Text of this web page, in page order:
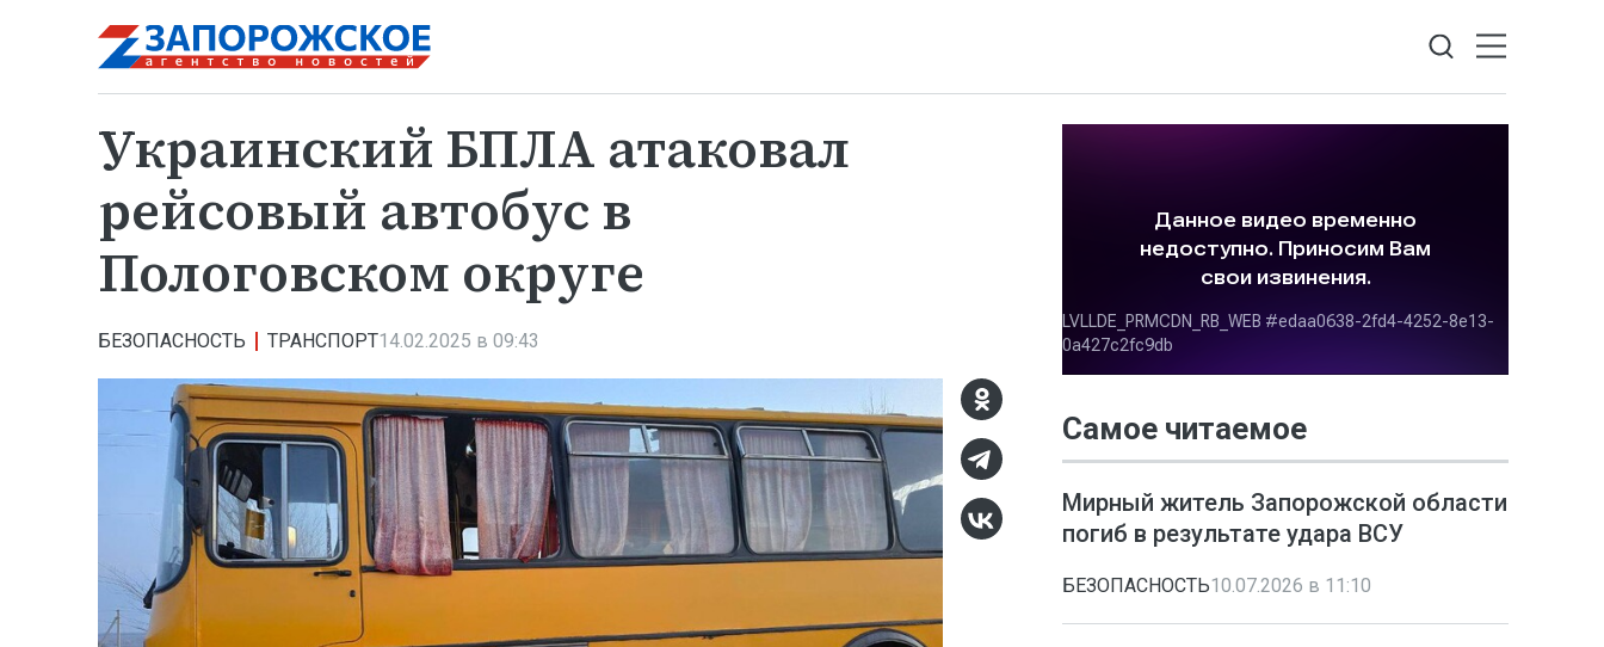
Украинский БПЛА атаковал
рейсовый автобус в
Пологовском округе
БЕЗОПАСНОСТЬ ТРАНСПОРТ14.02.2025 в 09:43
Самое читаемое
Мирный житель Запорожской области
погиб в результате удара ВСУ
БЕЗОПАСНОСТЬ10.07.2026 в 11:10